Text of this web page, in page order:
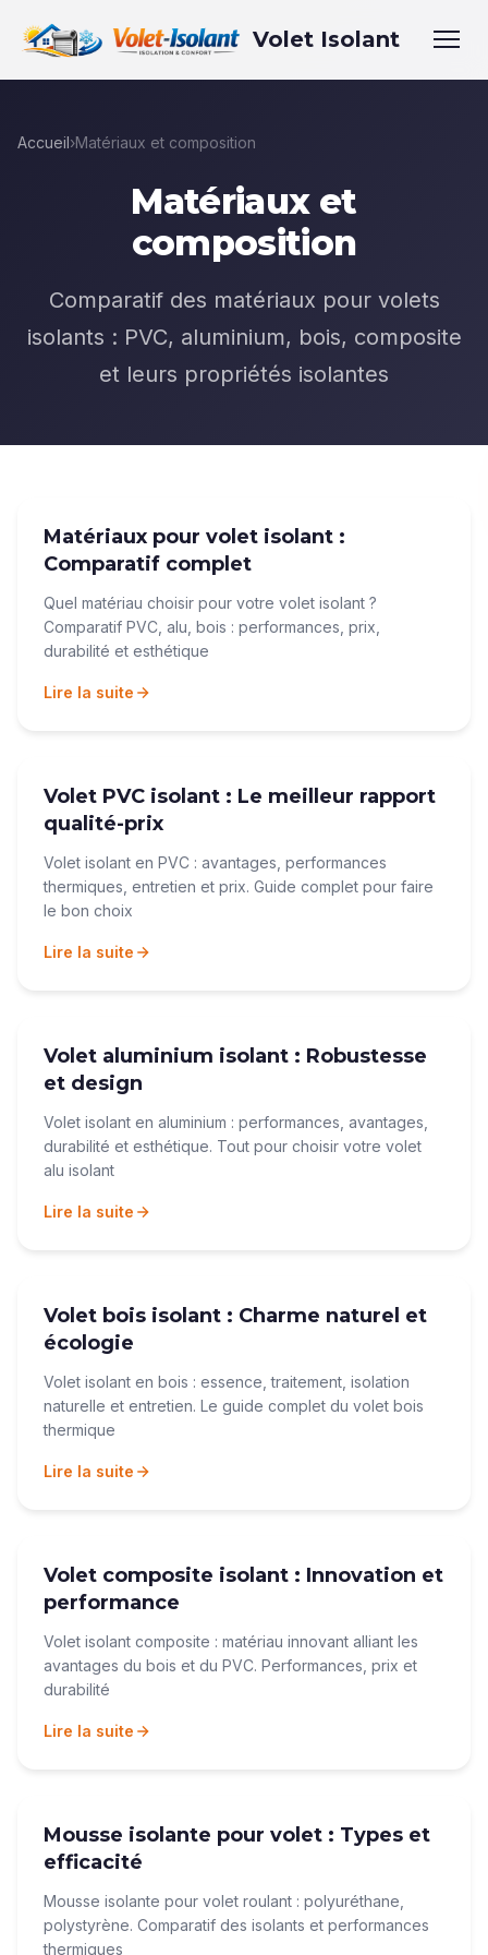
Volet Isolant
Accueil›Matériaux et composition
Matériaux et
composition
Comparatif des matériaux pour volets
isolants : PVC, aluminium, bois, composite
et leurs propriétés isolantes
Matériaux pour volet isolant :
Comparatif complet
Quel matériau choisir pour votre volet isolant ?
Comparatif PVC, alu, bois : performances, prix,
durabilité et esthétique
Lire la suite
Volet PVC isolant : Le meilleur rapport
qualité-prix
Volet isolant en PVC : avantages, performances
thermiques, entretien et prix. Guide complet pour faire
le bon choix
Lire la suite
Volet aluminium isolant : Robustesse
et design
Volet isolant en aluminium : performances, avantages,
durabilité et esthétique. Tout pour choisir votre volet
alu isolant
Lire la suite
Volet bois isolant : Charme naturel et
écologie
Volet isolant en bois : essence, traitement, isolation
naturelle et entretien. Le guide complet du volet bois
thermique
Lire la suite
Volet composite isolant : Innovation et
performance
Volet isolant composite : matériau innovant alliant les
avantages du bois et du PVC. Performances, prix et
durabilité
Lire la suite
Mousse isolante pour volet : Types et
efficacité
Mousse isolante pour volet roulant : polyuréthane,
polystyrène. Comparatif des isolants et performances
thermiques